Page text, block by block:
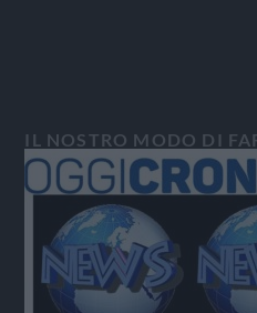
IL NOSTRO MODO DI